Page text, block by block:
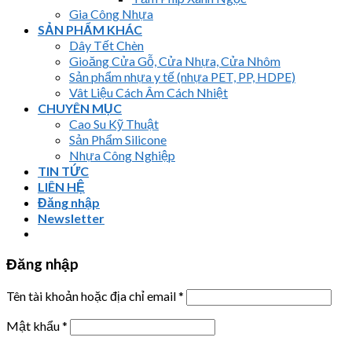
Gia Công Nhựa
SẢN PHẨM KHÁC
Dây Tết Chèn
Gioăng Cửa Gỗ, Cửa Nhựa, Cửa Nhôm
Sản phẩm nhựa y tế (nhựa PET, PP, HDPE)
Vât Liệu Cách Âm Cách Nhiệt
CHUYÊN MỤC
Cao Su Kỹ Thuật
Sản Phẩm Silicone
Nhựa Công Nghiệp
TIN TỨC
LIÊN HỆ
Đăng nhập
Newsletter
Đăng nhập
Tên tài khoản hoặc địa chỉ email*
Mật khẩu*